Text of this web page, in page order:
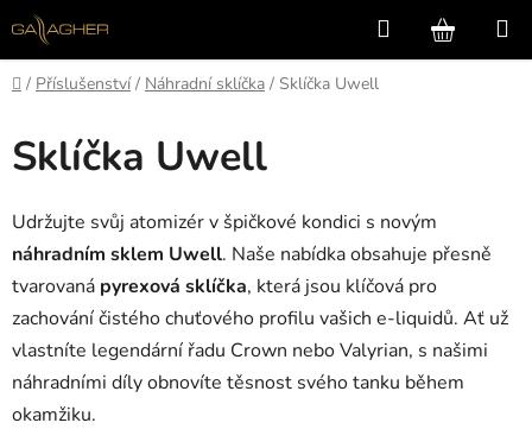
Přejít
na
obsah
Hledat
KOŠÍK
Domů
/ Příslušenství / Náhradní sklíčka / Sklíčka Uwell
Sklíčka Uwell
Udržujte svůj atomizér v špičkové kondici s novým
náhradním sklem Uwell. Naše nabídka obsahuje přesně
tvarovaná pyrexová sklíčka, která jsou klíčová pro
zachování čistého chuťového profilu vašich e-liquidů. Ať už
vlastníte legendární řadu Crown nebo Valyrian, s našimi
náhradními díly obnovíte těsnost svého tanku během
okamžiku.